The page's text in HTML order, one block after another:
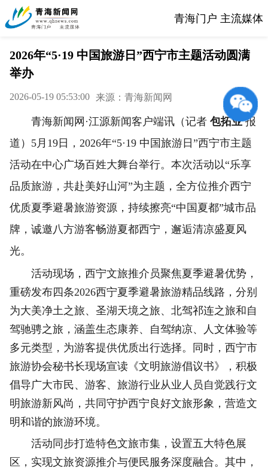
青海门户 主流媒体
2026年“5·19 中国旅游日”西宁市主题活动圆满
举办
2026-05-19 05:53:00 来源：青海新闻网
青海新闻网·江源新闻客户端讯（记者 包拓业报
道） 5月19日，2026年“5·19 中国旅游日”西宁市主题
活动在中心广场百姓大舞台举行。本次活动以“乐享
品质旅游，共赴美好山河”为主题，全方位推介西宁
优质夏季避暑旅游资源，持续擦亮“中国夏都”城市品
牌，诚邀八方游客畅游夏都西宁，邂逅清凉盛夏风
光。
活动现场，西宁文旅推介员聚焦夏季避暑优势，
重磅发布四条2026西宁夏季避暑旅游精品线路，分别
为大美净土之旅、圣湖天境之旅、北驾祁连之旅和自
驾驰骋之旅，涵盖生态康养、自驾纳凉、人文体验等
多元类型，为游客提供优质出行选择。同时，西宁市
旅游协会秘书长现场宣读《文明旅游倡议书》，积极
倡导广大市民、游客、旅游行业从业人员自觉践行文
明旅游新风尚，共同守护西宁良好文旅形象，营造文
明和谐的旅游环境。
活动同步打造特色文旅市集，设置五大特色展
区，实现文旅资源推介与便民服务深度融合。其中，